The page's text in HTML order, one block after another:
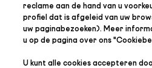
reclame aan de hand van u
profiel dat is afgeleid van uw
uw paginabezoeken). Meer
u op de pagina over ons "
U kunt alle cookies accepteren